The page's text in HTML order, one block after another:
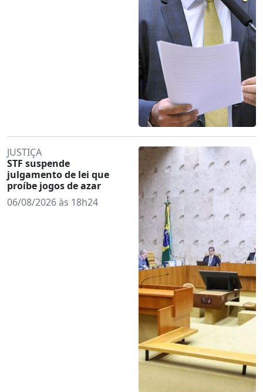
JUSTIÇA
STF suspende
julgamento de lei que
proíbe jogos de azar
06/08/2026 às 18h24